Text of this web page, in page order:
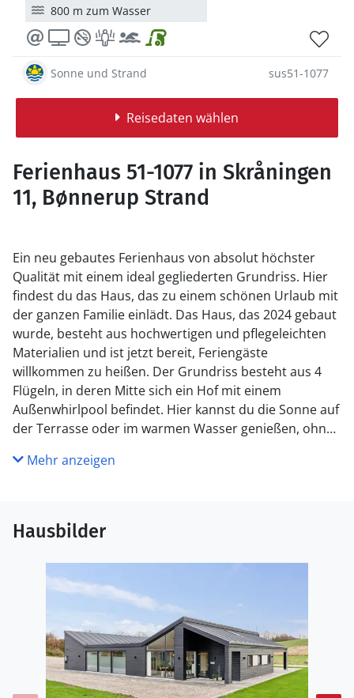
800 m zum Wasser
Sonne und Strand sus51-1077
Reisedaten wählen
Ferienhaus 51-1077 in Skråningen
11, Bønnerup Strand
Ein neu gebautes Ferienhaus von absolut höchster
Qualität mit einem ideal gegliederten Grundriss. Hier
findest du das Haus, das zu einem schönen Urlaub mit
der ganzen Familie einlädt. Das Haus, das 2024 gebaut
wurde, besteht aus hochwertigen und pflegeleichten
Materialien und ist jetzt bereit, Feriengäste
willkommen zu heißen. Der Grundriss besteht aus 4
Flügeln, in deren Mitte sich ein Hof mit einem
Außenwhirlpool befindet. Hier kannst du die Sonne auf
der Terrasse oder im warmen Wasser genießen, ohne
Innen erwartet dich eine Fülle von
Sauna. Das Haus ist mit 7 guten Schlafzimmern und 3
geräumige, offene Obergeschosse eingerichtet – daher
ist das Haus der ideale Ort, um die ganze Familie zu
einem schönen Urlaub zu versammeln.
Die Küche ist mit 3 Kühlschränke ausgestattet .
Außerdem gibt es 4 Induktions-Kochzonen, 2
Umluftöfen, Mikrowelle sowie 2 Geschirrspüler.
Mehr anzeigen
Hausbilder